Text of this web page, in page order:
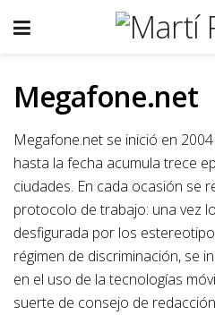
Megafone.net
Megafone.net se inició en
hasta la fecha acumula trece
ciudades. En cada ocasión se
protocolo de trabajo: una vez
desfigurada por los
régimen de discriminación, se
en el uso de la tecnologías
suerte de consejo de